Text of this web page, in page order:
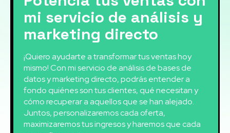
mi servicio de análisis y
marketing directo
¡Quiero ayudarte a transformar tus ventas hoy
mismo! Con mi servicio de análisis de bases de
datos y marketing directo, podrás entender a
fondo quiénes son tus clientes, qué necesitan y
cómo recuperar a aquellos que se han alejado.
Juntos, personalizaremos cada oferta,
maximizaremos tus ingresos y haremos que cada